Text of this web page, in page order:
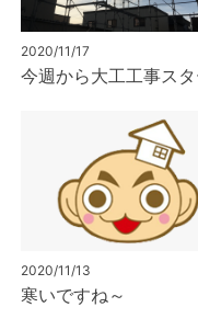
2020/11/17
今週から大工工事スタ
2020/11/13
寒いですね～